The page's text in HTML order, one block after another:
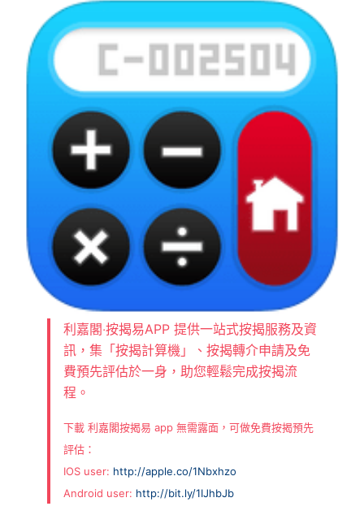
利嘉閣‧按揭易APP 提供一站式按揭服務及資
訊，集「按揭計算機」、按揭轉介申請及免
費預先評估於一身，助您輕鬆完成按揭流
程。
下載 利嘉閣按揭易 app 無需露面，可做免費按揭預先
評估：
IOS user: http://apple.co/1Nbxhzo
Android user: http://bit.ly/1IJhbJb